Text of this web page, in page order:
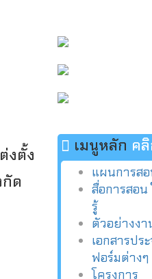
งตั้ง
ด
เมนูหลัก ค
แผนการส
สื่อการสอน
รู้
ตัวอย่างง
เอกสารปร
ฟอร์มต่างๆ
โครงการ